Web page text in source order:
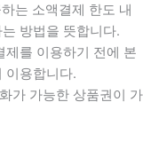
는 소액결제 한도 내
방법을 뜻합니다.
제를 이용하기 전에 본
이용합니다.
가 가능한 상품권이 가